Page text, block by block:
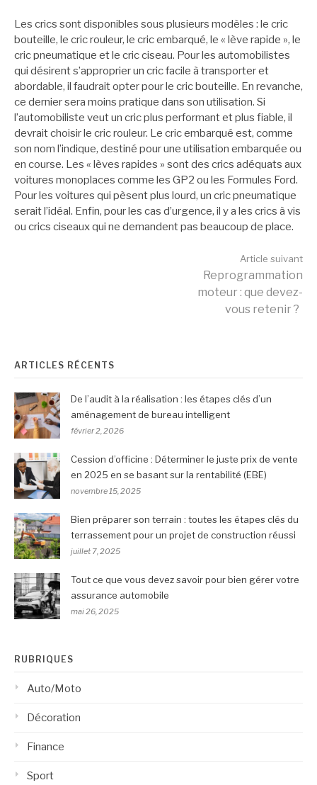
Les crics sont disponibles sous plusieurs modèles : le cric
bouteille, le cric rouleur, le cric embarqué, le « lève rapide », le
cric pneumatique et le cric ciseau. Pour les automobilistes
qui désirent s’approprier un cric facile à transporter et
abordable, il faudrait opter pour le cric bouteille. En revanche,
ce dernier sera moins pratique dans son utilisation. Si
l’automobiliste veut un cric plus performant et plus fiable, il
devrait choisir le cric rouleur. Le cric embarqué est, comme
son nom l’indique, destiné pour une utilisation embarquée ou
en course. Les « lèves rapides » sont des crics adéquats aux
voitures monoplaces comme les GP2 ou les Formules Ford.
Pour les voitures qui pèsent plus lourd, un cric pneumatique
serait l’idéal. Enfin, pour les cas d’urgence, il y a les crics à vis
ou crics ciseaux qui ne demandent pas beaucoup de place.
suite
Article suivant
Reprogrammation
moteur : que devez-
vous retenir ?
ARTICLES RÉCENTS
De l’audit à la réalisation : les étapes clés d’un
aménagement de bureau intelligent
février 2, 2026
Cession d’officine : Déterminer le juste prix de vente
en 2025 en se basant sur la rentabilité (EBE)
novembre 15, 2025
Bien préparer son terrain : toutes les étapes clés du
terrassement pour un projet de construction réussi
juillet 7, 2025
Tout ce que vous devez savoir pour bien gérer votre
assurance automobile
mai 26, 2025
RUBRIQUES
Auto/Moto
Décoration
Finance
Sport